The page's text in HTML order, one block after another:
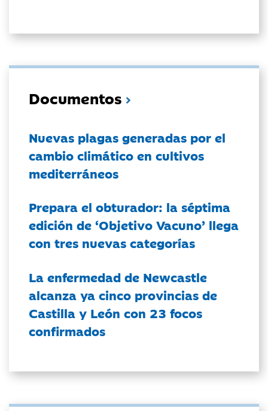
Documentos
Nuevas plagas generadas por el
cambio climático en cultivos
mediterráneos
Prepara el obturador: la séptima
edición de ‘Objetivo Vacuno’ llega
con tres nuevas categorías
La enfermedad de Newcastle
alcanza ya cinco provincias de
Castilla y León con 23 focos
confirmados